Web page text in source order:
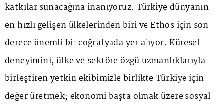
katkılar sunacağına inanıyoruz. Türkiye dünyanın
en hızlı gelişen ülkelerinden biri ve Ethos için son
derece önemli bir coğrafyada yer alıyor. Küresel
deneyimini, ülke ve sektöre özgü uzmanlıklarıyla
birleştiren yetkin ekibimizle birlikte Türkiye için
değer üretmek; ekonomi başta olmak üzere sosyal